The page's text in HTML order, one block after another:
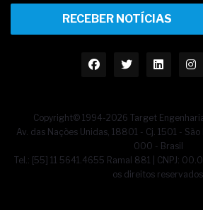
RECEBER NOTÍCIAS
Copyright© 1994-2026 Target
Av. das Nações Unidas, 18801 - Cj. 1501 -
000 - Brasil
Tel.: [55] 11 5641.4655 Ramal 881 | CNPJ:
os direitos